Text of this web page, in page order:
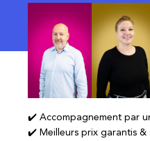
✔️ Accompagnement par
✔️ Meilleurs prix garantis &